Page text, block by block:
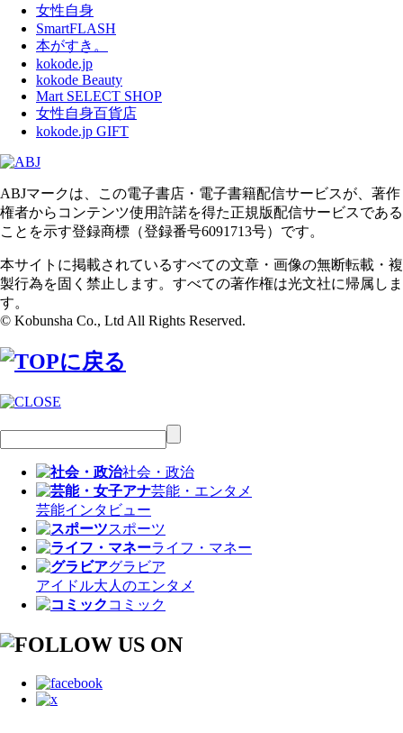
女性自身
SmartFLASH
本がすき。
kokode.jp
kokode Beauty
Mart SELECT SHOP
女性自身百貨店
kokode.jp GIFT
ABJマークは、この電子書店・電子書籍配信サービスが、著作
権者からコンテンツ使用許諾を得た正規版配信サービスである
ことを示す登録商標（登録番号6091713号）です。
本サイトに掲載されているすべての文章・画像の無断転載・複
製行為を固く禁止します。すべての著作権は光文社に帰属しま
す。
© Kobunsha Co., Ltd All Rights Reserved.
社会・政治
芸能・エンタメ
芸能インタビュー
スポーツ
ライフ・マネー
グラビア
アイドル大人のエンタメ
コミック